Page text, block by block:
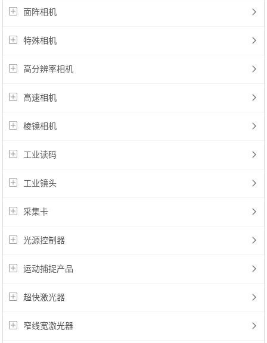
面阵相机
特殊相机
高分辨率相机
高速相机
棱镜相机
工业读码
工业镜头
采集卡
光源控制器
运动捕捉产品
超快激光器
窄线宽激光器